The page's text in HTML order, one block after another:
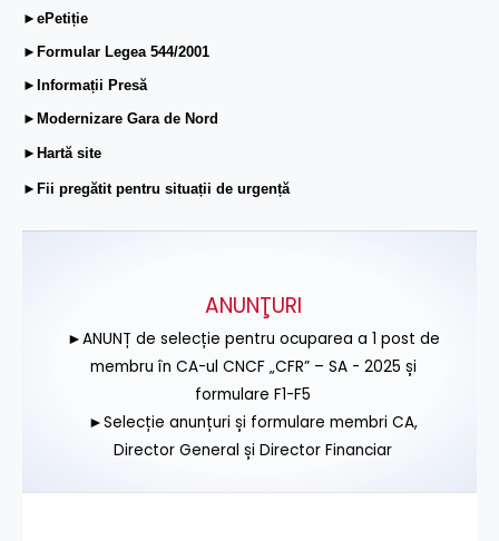
►ePetiție
►Formular Legea 544/2001
►Informații Presă
►Modernizare Gara de Nord
►Hartă site
►Fii pregătit pentru situații de urgență
ANUNŢURI
►ANUNȚ de selecție pentru ocuparea a 1 post de
membru în CA-ul CNCF „CFR” – SA - 2025 și
formulare F1-F5
►Selecție anunțuri și formulare membri CA,
Director General și Director Financiar